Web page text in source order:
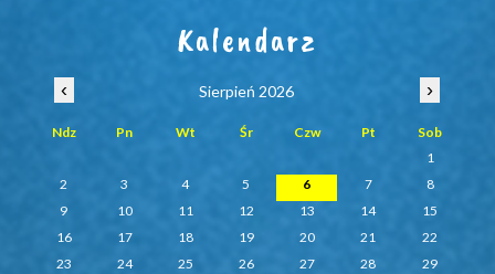
Kalendarz
‹ Sierpień 2026 ›
Ndz Pn Wt Śr Czw Pt
Sob
1
2
3 4 5 6 7
8
9
10 11 12 13 14
15
16
17 18 19 20 21
22
23
24 25 26 27 28
29